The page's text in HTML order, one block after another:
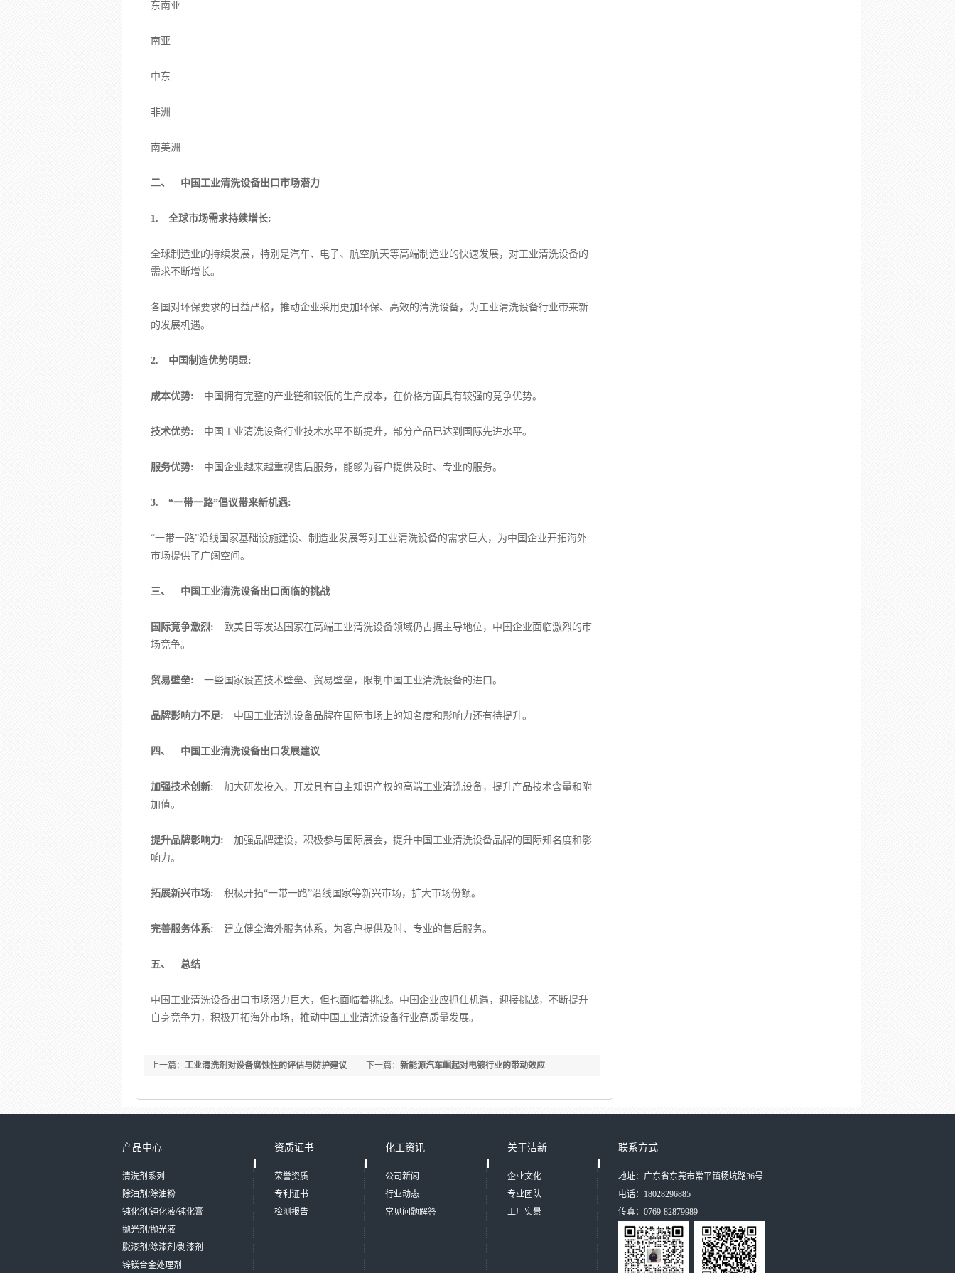
东南亚
南亚
中东
非洲
南美洲
二、 中国工业清洗设备出口市场潜力
1. 全球市场需求持续增长:
全球制造业的持续发展，特别是汽车、电子、航空航天等高端制造业的快速发展，对工业清洗设备的
需求不断增长。
各国对环保要求的日益严格，推动企业采用更加环保、高效的清洗设备，为工业清洗设备行业带来新
的发展机遇。
2. 中国制造优势明显:
成本优势: 中国拥有完整的产业链和较低的生产成本，在价格方面具有较强的竞争优势。
技术优势: 中国工业清洗设备行业技术水平不断提升，部分产品已达到国际先进水平。
服务优势: 中国企业越来越重视售后服务，能够为客户提供及时、专业的服务。
3. “一带一路”倡议带来新机遇:
“一带一路”沿线国家基础设施建设、制造业发展等对工业清洗设备的需求巨大，为中国企业开拓海外
市场提供了广阔空间。
三、 中国工业清洗设备出口面临的挑战
国际竞争激烈: 欧美日等发达国家在高端工业清洗设备领域仍占据主导地位，中国企业面临激烈的市
场竞争。
贸易壁垒: 一些国家设置技术壁垒、贸易壁垒，限制中国工业清洗设备的进口。
品牌影响力不足: 中国工业清洗设备品牌在国际市场上的知名度和影响力还有待提升。
四、 中国工业清洗设备出口发展建议
加强技术创新: 加大研发投入，开发具有自主知识产权的高端工业清洗设备，提升产品技术含量和附
加值。
提升品牌影响力: 加强品牌建设，积极参与国际展会，提升中国工业清洗设备品牌的国际知名度和影
响力。
拓展新兴市场: 积极开拓“一带一路”沿线国家等新兴市场，扩大市场份额。
完善服务体系: 建立健全海外服务体系，为客户提供及时、专业的售后服务。
五、 总结
中国工业清洗设备出口市场潜力巨大，但也面临着挑战。中国企业应抓住机遇，迎接挑战，不断提升
自身竞争力，积极开拓海外市场，推动中国工业清洗设备行业高质量发展。
下一篇： 新能源汽车崛起对电镀行业的带动效应
上一篇： 工业清洗剂对设备腐蚀性的评估与防护建议
产品中心
清洗剂系列
除油剂/除油粉
钝化剂/钝化液/钝化膏
抛光剂/抛光液
脱漆剂/除漆剂/剥漆剂
锌镁合金处理剂
资质证书
荣誉资质
专利证书
检测报告
化工资讯
公司新闻
行业动态
常见问题解答
关于洁新
企业文化
专业团队
工厂实景
联系方式
地址：广东省东莞市常平镇杨坑路36号
电话：18028296885
传真：0769-82879989